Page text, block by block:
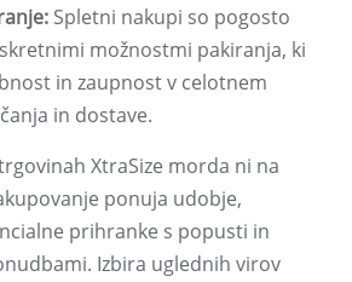
Spletni nakupi so pogosto
možnostmi pakiranja, ki
in zaupnost v celotnem
in dostave.
XtraSize morda ni na
ponuja udobje,
prihranke s popusti in
Izbira uglednih virov